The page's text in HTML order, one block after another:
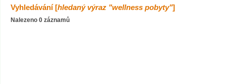
Vyhledávání [hledaný výraz "wellness pobyty"]
Nalezeno 0 záznamů